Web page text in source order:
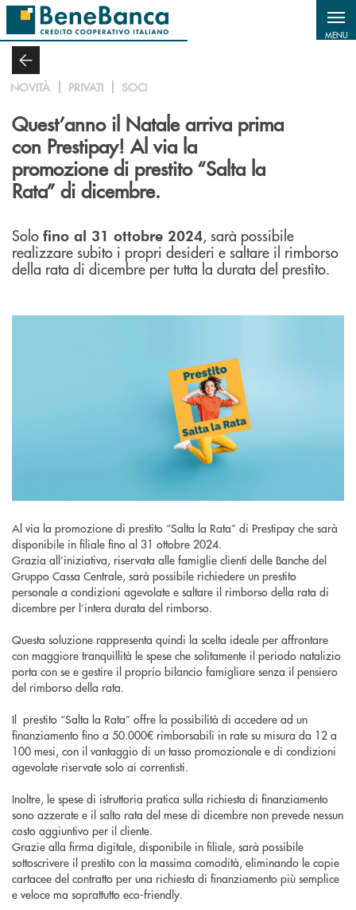
Salta al contenuto principale
MENU
NOVITÀ PRIVATI SOCI
Quest’anno il Natale arriva prima
con Prestipay! Al via la
promozione di prestito “Salta la
Rata” di dicembre.
Solo fino al 31 ottobre 2024, sarà possibile
realizzare subito i propri desideri e saltare il rimborso
della rata di dicembre per tutta la durata del prestito.
Al via la promozione di prestito “Salta la Rata” di Prestipay che sarà
disponibile in filiale fino al 31 ottobre 2024.
Grazia all’iniziativa, riservata alle famiglie clienti delle Banche del
Gruppo Cassa Centrale, sarà possibile richiedere un prestito
personale a condizioni agevolate e saltare il rimborso della rata di
dicembre per l’intera durata del rimborso.
Questa soluzione rappresenta quindi la scelta ideale per affrontare
con maggiore tranquillità le spese che solitamente il periodo natalizio
porta con se e gestire il proprio bilancio famigliare senza il pensiero
del rimborso della rata.
Il prestito “Salta la Rata” offre la possibilità di accedere ad un
finanziamento fino a 50.000€ rimborsabili in rate su misura da 12 a
100 mesi, con il vantaggio di un tasso promozionale e di condizioni
agevolate riservate solo ai correntisti.
Inoltre, le spese di istruttoria pratica sulla richiesta di finanziamento
sono azzerate e il salto rata del mese di dicembre non prevede nessun
costo aggiuntivo per il cliente.
Grazie alla firma digitale, disponibile in filiale, sarà possibile
sottoscrivere il prestito con la massima comodità, eliminando le copie
cartacee del contratto per una richiesta di finanziamento più semplice
e veloce ma soprattutto eco-friendly.